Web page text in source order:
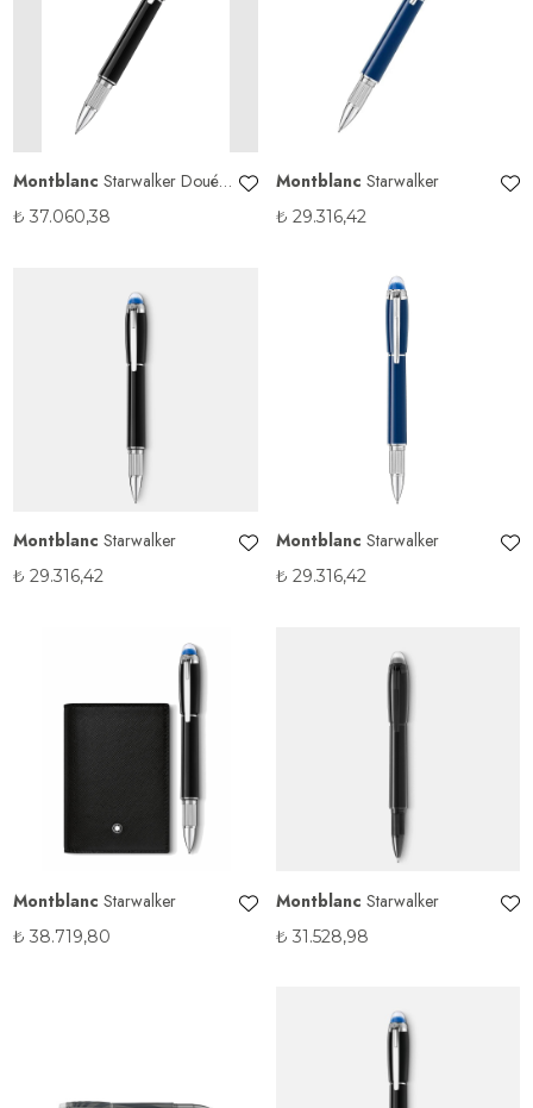
Montblanc Starwalker Doué
Fineliner
₺ 37.060,38
Montblanc Starwalker
₺ 29.316,42
Montblanc Starwalker
₺ 29.316,42
Montblanc Starwalker
₺ 29.316,42
Montblanc Starwalker
₺ 38.719,80
Montblanc Starwalker
₺ 31.528,98